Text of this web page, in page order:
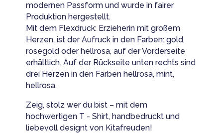
modernen Passform und wurde in fairer
Produktion hergestellt.
Mit dem Flexdruck: Erzieherin mit großem
Herzen, ist der Aufruck in den Farben: gold,
rosegold oder hellrosa, auf der Vorderseite
erhältlich. Auf der Rückseite unten rechts sind
drei Herzen in den Farben hellrosa, mint,
hellrosa.
Zeig, stolz wer du bist – mit dem
hochwertigen T - Shirt, handbedruckt und
liebevoll designt von Kitafreuden!